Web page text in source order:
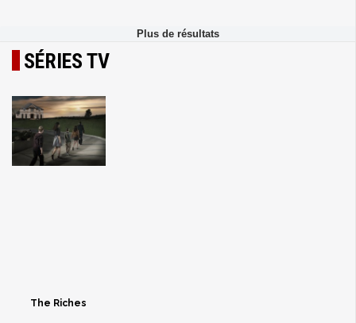
SÉRIES TV
The Riches